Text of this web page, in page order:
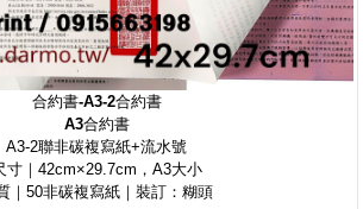
合約書-A3-2合約書
A3合約書
A3-2聯非碳複寫紙+流水號
寸｜42cm×29.7cm，A3大小
｜50非碳複寫紙｜裝訂：糊頭